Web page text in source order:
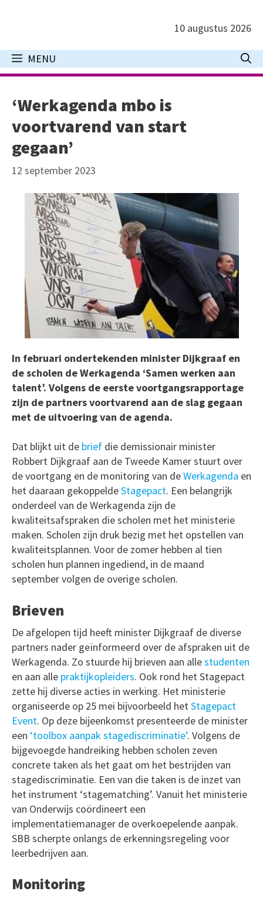
inhoud
10 augustus 2026
MENU
‘Werkagenda mbo is
voortvarend van start
gegaan’
12 september 2023
In februari ondertekenden minister Dijkgraaf en
de scholen de Werkagenda ‘Samen werken aan
talent’. Volgens de eerste voortgangsrapportage
zijn de partners voortvarend aan de slag gegaan
met de uitvoering van de agenda.
Dat blijkt uit de brief die demissionair minister
Robbert Dijkgraaf aan de Tweede Kamer stuurt over
de voortgang en de monitoring van deWerkagenda en
het daaraan gekoppeldeStagepact. Een belangrijk
onderdeel van de Werkagenda zijn de
kwaliteitsafspraken die scholen met het ministerie
maken. Scholen zijn druk bezig met het opstellen van
kwaliteitsplannen. Voor de zomer hebben al tien
scholen hun plannen ingediend, in de maand
september volgen de overige scholen.
Brieven
De afgelopen tijd heeft minister Dijkgraaf de diverse
partners nader geïnformeerd over de afspraken uit de
Werkagenda. Zo stuurde hij brieven aan allestudenten
en aan alle praktijkopleiders. Ook rond het Stagepact
zette hij diverse acties in werking. Het ministerie
organiseerde op 25 mei bijvoorbeeld het Stagepact
Event. Op deze bijeenkomst presenteerde de minister
een ‘toolbox aanpak stagediscriminatie’. Volgens de
bijgevoegde handreiking hebben scholen zeven
concrete taken als het gaat om het bestrijden van
stagediscriminatie. Een van die taken is de inzet van
het instrument ‘stagematching’. Vanuit het ministerie
van Onderwijs coördineert een
implementatiemanager de overkoepelende aanpak.
SBB scherpte onlangs de erkenningsregeling voor
leerbedrijven aan.
Monitoring